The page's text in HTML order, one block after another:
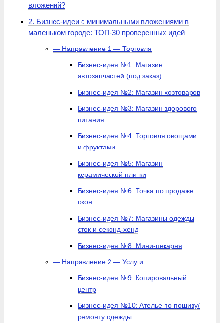
вложений?
2. Бизнес-идеи с минимальными вложениями в
маленьком городе: ТОП-30 проверенных идей
— Направление 1 — Торговля
Бизнес-идея №1: Магазин
автозапчастей (под заказ)
Бизнес-идея №2: Магазин хозтоваров
Бизнес-идея №3: Магазин здорового
питания
Бизнес-идея №4: Торговля овощами
и фруктами
Бизнес-идея №5: Магазин
керамической плитки
Бизнес-идея №6: Точка по продаже
окон
Бизнес-идея №7: Магазины одежды
сток и секонд-хенд
Бизнес-идея №8: Мини-пекарня
— Направление 2 — Услуги
Бизнес-идея №9: Копировальный
центр
Бизнес-идея №10: Ателье по пошиву/
ремонту одежды